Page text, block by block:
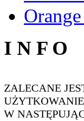
I N F O
ZALECANE
W